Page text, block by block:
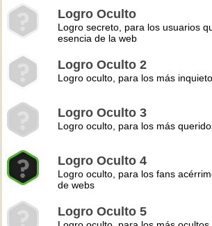
Logro Oculto
Logro secreto, para los usuarios
esencia de la web
Logro Oculto 2
Logro oculto, para los más
Logro Oculto 3
Logro oculto, para los más
Logro Oculto 4
Logro oculto, para los fans
de webs
Logro Oculto 5